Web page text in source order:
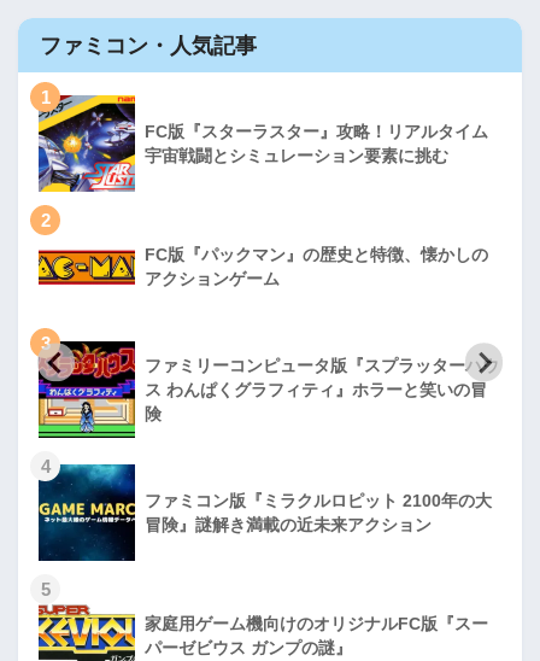
ファミコン・人気記事
1
FC版『スターラスター』攻略！リアルタイム
宇宙戦闘とシミュレーション要素に挑む
2
FC版『パックマン』の歴史と特徴、懐かしの
アクションゲーム
3
ファミリーコンピュータ版『スプラッターハウ
ス わんぱくグラフィティ』ホラーと笑いの冒
険
4
ファミコン版『ミラクルロピット 2100年の大
冒険』謎解き満載の近未来アクション
5
家庭用ゲーム機向けのオリジナルFC版『スー
パーゼビウス ガンプの謎』